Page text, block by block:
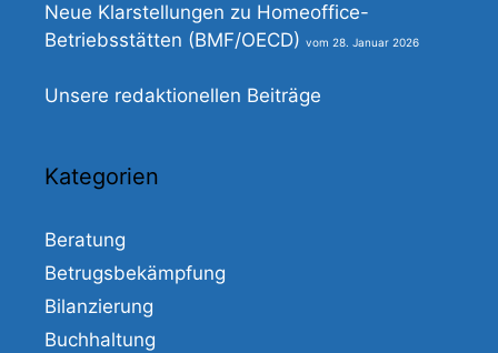
Neue Klarstellungen zu Homeoffice-
Betriebsstätten (BMF/OECD)
28. Januar 2026
Unsere redaktionellen Beiträge
Kategorien
Beratung
Betrugsbekämpfung
Bilanzierung
Buchhaltung